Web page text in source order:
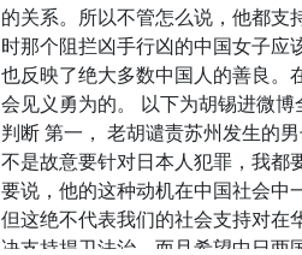
的关系。所以不管怎么说，他都支
时那个阻拦凶手行凶的中国女子应
也反映了绝大多数中国人的善良。
会见义勇为的。 以下为胡锡进微
判断 第一， 老胡谴责苏州发生的
不是故意要针对日本人犯罪，我都
要说，他的这种动机在中国社会中
但这绝不代表我们的社会支持对在
决支持捍卫法治，而且希望中日两